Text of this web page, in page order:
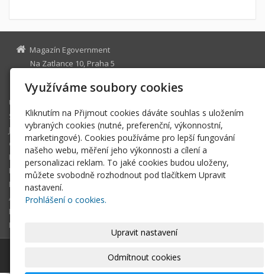
Magazín Egovernment
Na Zatlance 10, Praha 5
egovernment@egovernment.cz
Úvodní stránka
STUDIO
JIHLAVA
eOSOBNOST
ROK INFORMATIKY
MIKULOV
EGOVERNMENT THE BEST
ARCHIV MAGAZÍNU
DOTAZ
REGISTRACE ČTENÁŘE
Magazín Egovernment|Mapa webu
Využíváme soubory cookies
Kliknutím na Přijmout cookies dáváte souhlas s uložením
vybraných cookies (nutné, preferenční, výkonnostní,
marketingové). Cookies používáme pro lepší fungování
našeho webu, měření jeho výkonnosti a cílení a
personalizaci reklam. To jaké cookies budou uloženy,
můžete svobodně rozhodnout pod tlačítkem Upravit
nastavení.
Prohlášení o cookies.
Upravit nastavení
Odmítnout cookies